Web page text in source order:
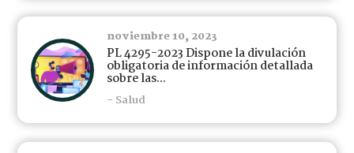
noviembre 10, 2023
PL 4295-2023 Dispone la divulación
obligatoria de información detallada
sobre las...
- Salud